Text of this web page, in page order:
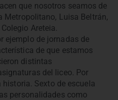
que nosotros seamos de
Metropolitano, Luisa Beltrán,
Areteia.
ejemplo de jornadas de
de que estamos
distintas
del liceo. Por
Sexto de escuela
personalidades como